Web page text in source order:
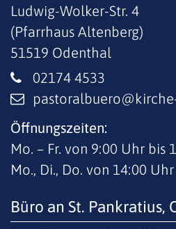
Ludwig-Wolker-Str. 4
(Pfarrhaus Altenberg)
51519 Odenthal
02174 4533
Öffnungszeiten:
Mo. – Fr. von 9:00 Uhr bis
Mo., Di., Do. von 14:00
Büro an St. Pankratius,